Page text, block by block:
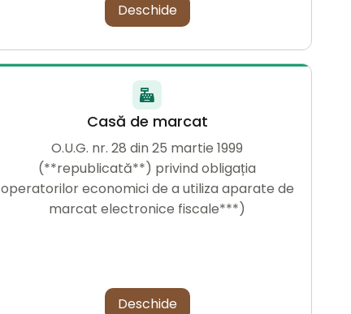
Deschide
Casă de marcat
O.U.G. nr. 28 din 25 martie 1999
(**republicată**) privind obligația
operatorilor economici de a utiliza aparate de
marcat electronice fiscale***)
Deschide